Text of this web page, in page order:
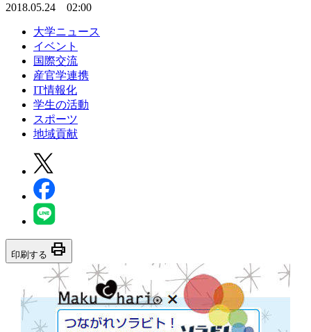
2018.05.24 02:00
大学ニュース
イベント
国際交流
産官学連携
IT情報化
学生の活動
スポーツ
地域貢献
印刷する print